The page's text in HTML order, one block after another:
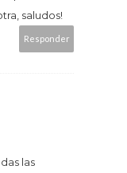
saludos!
Responder
las